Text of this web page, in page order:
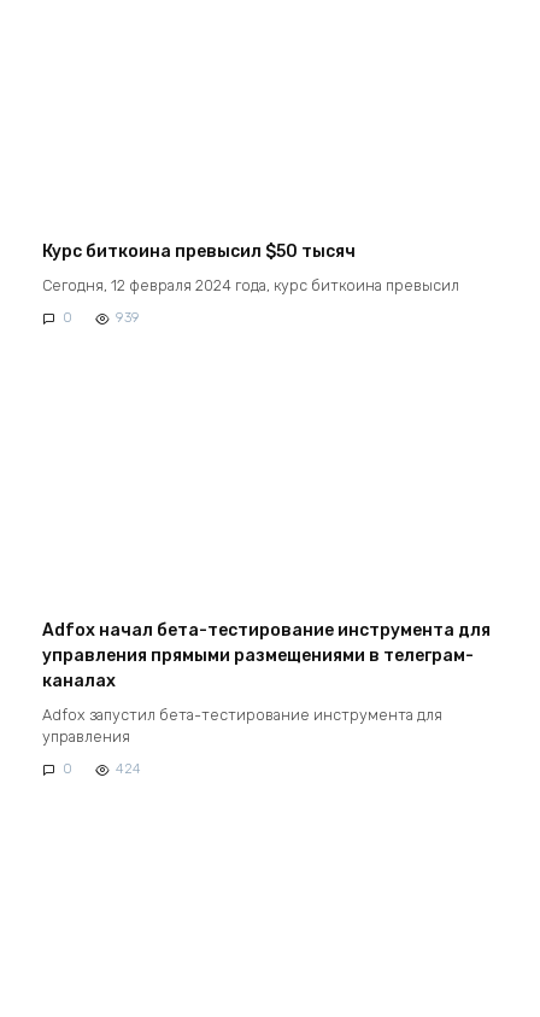
Курс биткоина превысил $50 тысяч
Сегодня, 12 февраля 2024 года, курс биткоина превысил
0 939
Adfox начал бета-тестирование инструмента для
управления прямыми размещениями в телеграм-
каналах
Adfox запустил бета-тестирование инструмента для
управления
0 424